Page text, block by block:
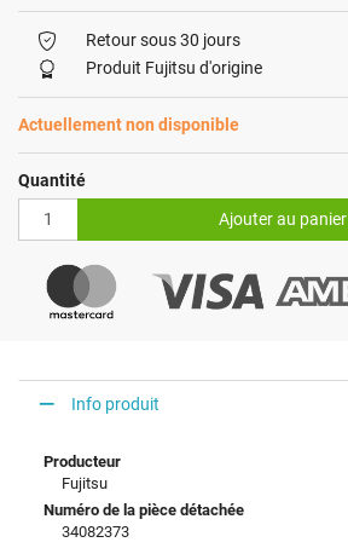
Retour sous 30 jours
Produit Fujitsu d'origine
Actuellement non disponible
Quantité
Ajouter au panier
Info produit
Producteur
Fujitsu
Numéro de la pièce détachée
34082373